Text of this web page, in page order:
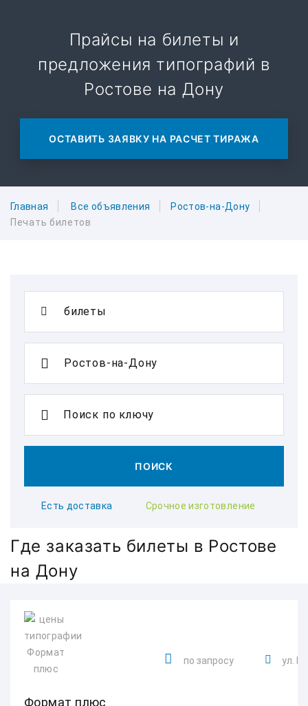
Прайсы на билеты и
предложения типографий в
Ростове на Дону
ОСТАВИТЬ ЗАЯВКУ НА РАСЧЕТ ТИРАЖА
Главная Все объявления
Ростов-на-Дону
Печать билетов
Поиск по ключу
ПОИСК
Есть доставка Срочное изготовление
Где заказать билеты в Ростове
на Дону
Формат плюс
по запросу ул.